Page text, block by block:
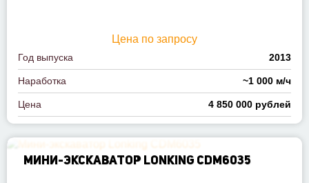
Цена по запросу
Год выпуска 2013
Наработка ~1 000 м/ч
Цена 4 850 000 рублей
МИНИ-ЭКСКАВАТОР LONKING CDM6035